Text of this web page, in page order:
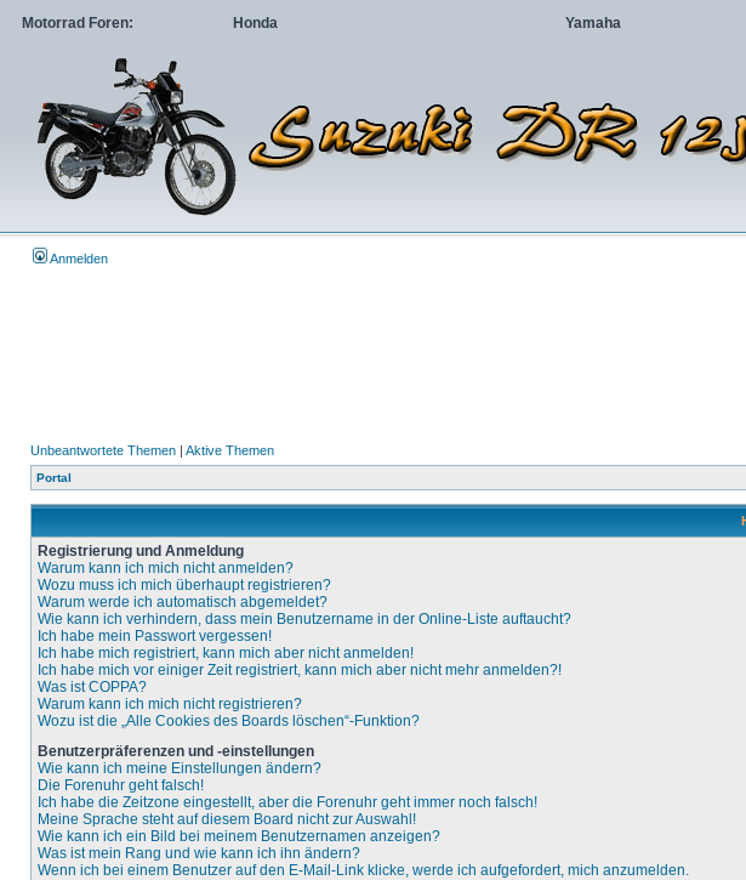
Motorrad Foren: Honda Yamaha
Anmelden
Unbeantwortete Themen | Aktive Themen
Portal
Registrierung und Anmeldung
Warum kann ich mich nicht anmelden?
Wozu muss ich mich überhaupt registrieren?
Warum werde ich automatisch abgemeldet?
Wie kann ich verhindern, dass mein Benutzername in der Online-Liste auftaucht?
Ich habe mein Passwort vergessen!
Ich habe mich registriert, kann mich aber nicht anmelden!
Ich habe mich vor einiger Zeit registriert, kann mich aber nicht mehr anmelden?!
Was ist COPPA?
Warum kann ich mich nicht registrieren?
Wozu ist die „Alle Cookies des Boards löschen“-Funktion?
Benutzerpräferenzen und -einstellungen
Wie kann ich meine Einstellungen ändern?
Die Forenuhr geht falsch!
Ich habe die Zeitzone eingestellt, aber die Forenuhr geht immer noch falsch!
Meine Sprache steht auf diesem Board nicht zur Auswahl!
Wie kann ich ein Bild bei meinem Benutzernamen anzeigen?
Was ist mein Rang und wie kann ich ihn ändern?
Wenn ich bei einem Benutzer auf den E-Mail-Link klicke, werde ich aufgefordert, mich anzumelden.